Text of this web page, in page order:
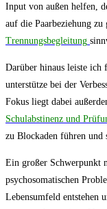
Input von außen helfen,
auf die Paarbeziehung
Trennungsbegleitung
Darüber hinaus leiste ich
unterstütze bei der
Fokus liegt dabei
Schulabstinenz und
zu Blockaden führen und
Ein großer Schwerpunkt
psychosomatischen
Lebensumfeld entstehen